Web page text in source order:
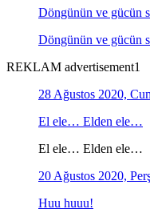
Döngünün ve gücün
Döngünün ve gücün
REKLAM advertisement1
28 Ağustos 2020,
El ele… Elden ele…
El ele… Elden ele…
20 Ağustos 2020,
Huu huuu!